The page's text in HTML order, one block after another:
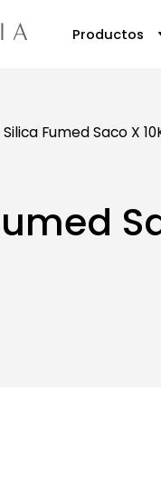
Productos
Silica Fumed Saco X